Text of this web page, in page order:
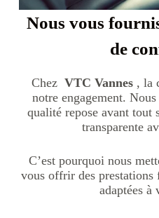
Nous vous
de
Chez VTC Vannes, la
notre engagement.
qualité repose avant tout
transparente
C’est pourquoi nous
vous offrir des prestations
adaptées à